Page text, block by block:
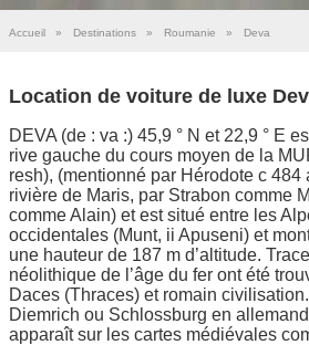
Accueil » Destinations » Roumanie » Deva
Location de voiture de luxe
DEVA (de : va :) 45,9 ° N et 22,9 ° E
rive gauche du cours moyen de la
resh), (mentionné par Hérodote c 484
rivière de Maris, par Strabon comme
comme Alain) et est situé entre les
occidentales (Munt, ii Apuseni) et
une hauteur de 187 m d’altitude.
néolithique de l’âge du fer ont été
Daces (Thraces) et romain
Diemrich ou Schlossburg en
apparaît sur les cartes médiévales